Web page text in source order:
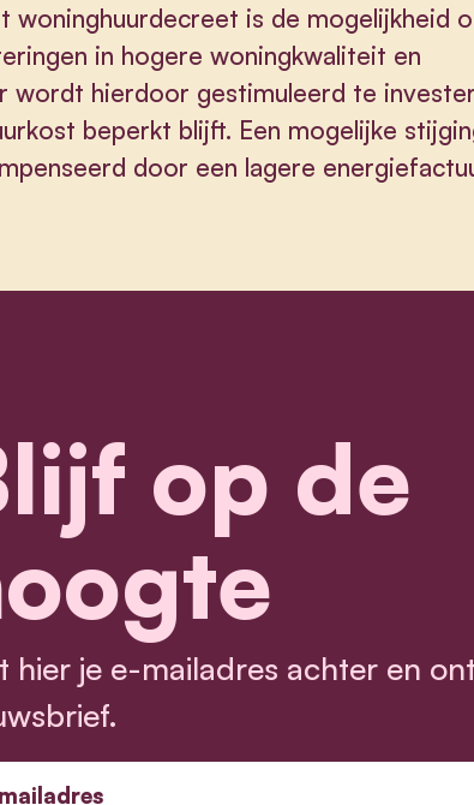
woninghuurdecreet is de mogelijkheid
in hogere woningkwaliteit en
wordt hierdoor gestimuleerd te
beperkt blijft. Een mogelijke
door een lagere
op de
hier je e-mailadres achter en